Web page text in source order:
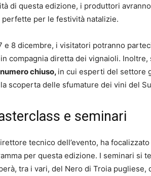
di questa edizione, i produttori
per le festività natalizie.
e 8 dicembre, i visitatori potranno
compagnia diretta dei vignaioli. Inoltre,
chiuso, in cui esperti del settore
scoperta delle sfumature dei vini del
e seminari
tecnico dell’evento, ha
per questa edizione. I seminari si
tra i vari, del Nero di Troia pugliese,